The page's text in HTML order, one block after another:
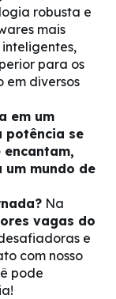
robusta e
mais
para os
em diversos
em um
potência se
mundo de
Na
vagas do
e
com nosso
pode